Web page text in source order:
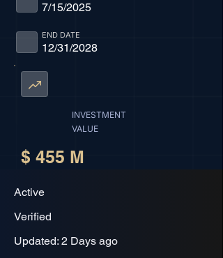
7/15/2025
12/31/2028
END DATE
INVESTMENT
VALUE
$ 455 M
Active
Verified
Updated: 2 Days ago